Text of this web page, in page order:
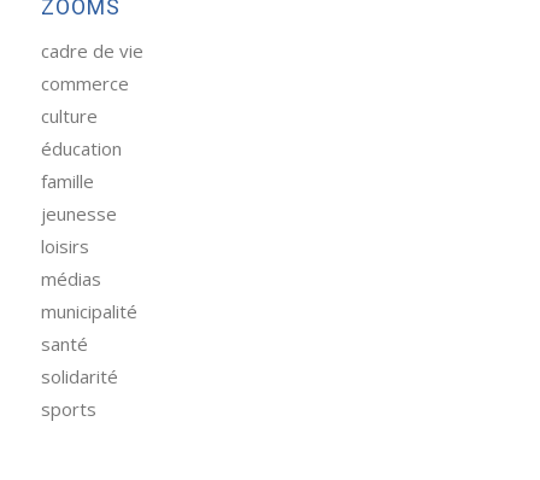
ZOOMS
cadre de vie
commerce
culture
éducation
famille
jeunesse
loisirs
médias
municipalité
santé
solidarité
sports